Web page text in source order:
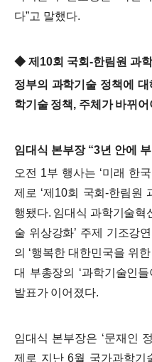
다”고 말했다.
◆ 제 10회 국회 -한림원 과
정부의 과학기술 정책에
학기술 정책, 주체가 바뀌어
임대식 본부장 “3년 안에
오전 1부 행사는 ‘미래 한
제로 ‘제 10회 국회-한림원
행됐다. 임대식 과학기술혁
술 위상강화’ 주제 기조강
의 ‘행복한 대한민국을 위
대 부총장의 ‘과학기술인
발표가 이어졌다.
임대식 본부장은 ‘문재인
제로 지난6월 국가과학기